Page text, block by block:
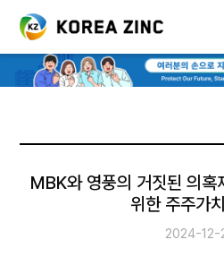
MBK와 영풍의 거짓된 의
위한 주주가
2024-12-